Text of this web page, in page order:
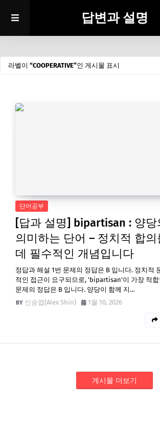
답변과 설명
라벨이 COOPERATIVE 인 게시물 표시
단어공부
[답과 설명] bipartisan : 양당
의미하는 단어 – 정치적 합
데 필수적인 개념입니다
정답과 해설 1번 문제의 정답은 B 입니다. 정치적
적인 접근이 요구되므로, 'bipartisan'이 가장 적합
문제의 정답은 B 입니다. 양당이 함께 지…
신승엽(Alex Shin)
1월 10, 2026
게시물 더보기